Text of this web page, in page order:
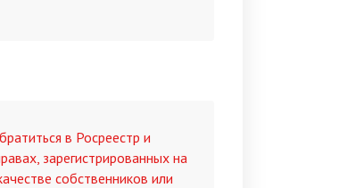
в Росреестр и
зарегистрированных на
собственников или